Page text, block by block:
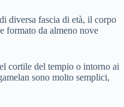
diversa fascia di età, il corpo
formato da almeno nove
cortile del tempio o intorno ai
sono molto semplici,